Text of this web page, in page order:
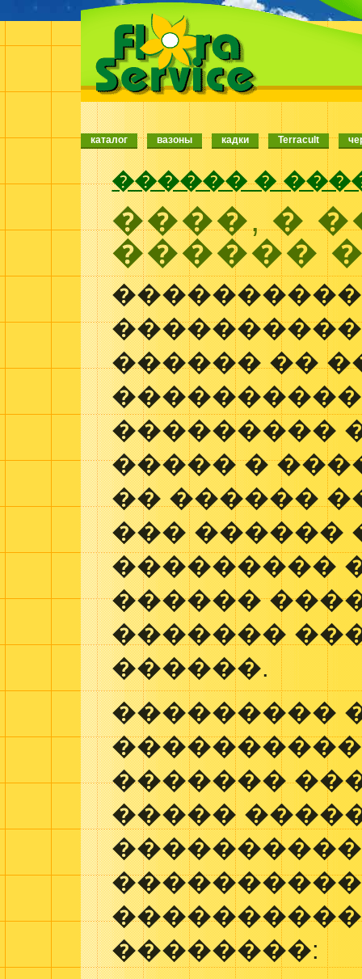
каталог вазоны кадки Terracult
������ �
����, �
������
������ ��
���������
����� �
�� ������
��� ������
���������
������
�������
������.
���������
�������
�����
��������: